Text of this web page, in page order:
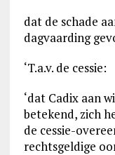
dat de schade
dagvaarding
‘T.a.v. de cessie:
‘dat Cadix aan
betekend, zich
de cessie-
rechtsgeldige